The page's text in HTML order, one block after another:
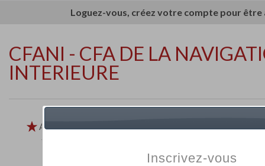
Loguez-vous, créez votre compte pour
CFANI - CFA DE LA
INTERIEURE
Ajouter aux
favoris
Inscrivez-vous